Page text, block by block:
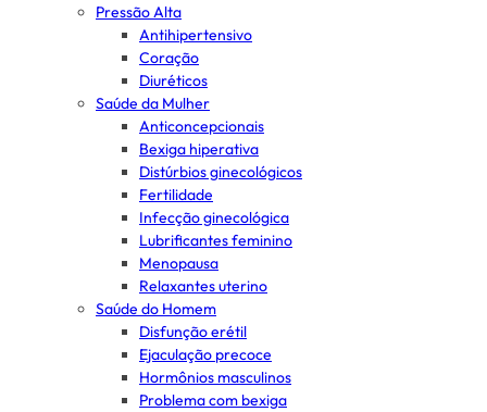
Pressão Alta
Antihipertensivo
Coração
Diuréticos
Saúde da Mulher
Anticoncepcionais
Bexiga hiperativa
Distúrbios ginecológicos
Fertilidade
Infecção ginecológica
Lubrificantes feminino
Menopausa
Relaxantes uterino
Saúde do Homem
Disfunção erétil
Ejaculação precoce
Hormônios masculinos
Problema com bexiga